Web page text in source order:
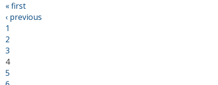
« first
‹ previous
1
2
3
4
5